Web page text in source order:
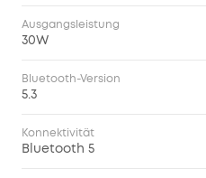
Ausgangsleistung
30W
Bluetooth-Version
5.3
Konnektivität
Bluetooth 5